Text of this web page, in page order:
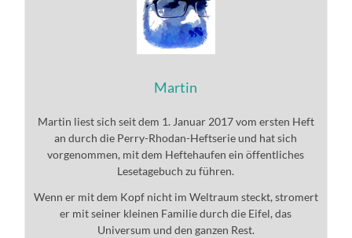
Martin
Martin liest sich seit dem 1. Januar 2017 vom ersten Heft
an durch die Perry-Rhodan-Heftserie und hat sich
vorgenommen, mit dem Heftehaufen ein öffentliches
Lesetagebuch zu führen.
Wenn er mit dem Kopf nicht im Weltraum steckt, stromert
er mit seiner kleinen Familie durch die Eifel, das
Universum und den ganzen Rest.